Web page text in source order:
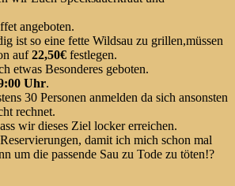
angeboten.
ist so eine fette Wildsau zu grillen,müssen
auf22,50€ festlegen.
etwas Besonderes geboten.
Uhr.
30 Personen anmelden da sich ansonsten
rechnet.
wir dieses Ziel locker erreichen.
damit ich mich schon mal
um die passende Sau zu Tode zu töten!?